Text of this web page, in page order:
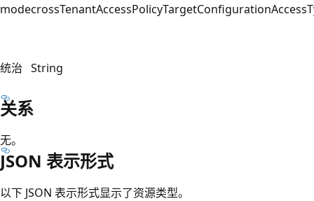
mode
统治 String
关系
无。
JSON 表示形式
以下 JSON 表示形式显示了资源类型。